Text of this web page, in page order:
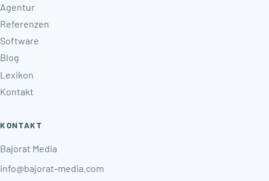
Agentur
Referenzen
Software
Blog
Lexikon
Kontakt
KONTAKT
Bajorat Media
info@bajorat-media.com